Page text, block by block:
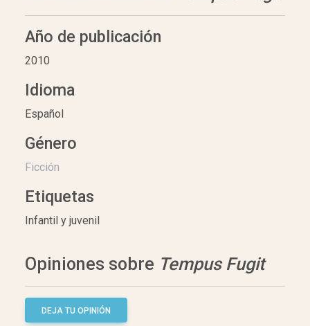
Año de publicación
2010
Idioma
Español
Género
Ficción
Etiquetas
Infantil y juvenil
Opiniones sobre Tempus Fugit
DEJA TU OPINIÓN